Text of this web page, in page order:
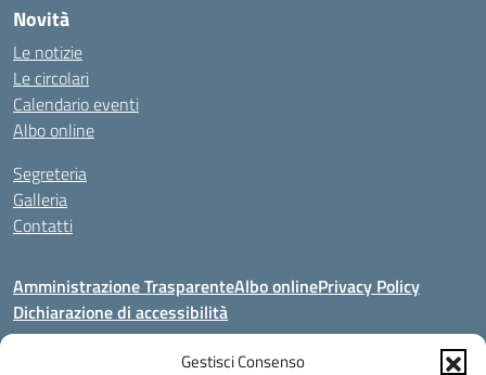
Gestisci Consenso
Novità
Le notizie
Le circolari
Calendario eventi
Albo online
Segreteria
Galleria
Contatti
Amministrazione TrasparenteAlbo onlinePrivacy Policy
Dichiarazione di accessibilità